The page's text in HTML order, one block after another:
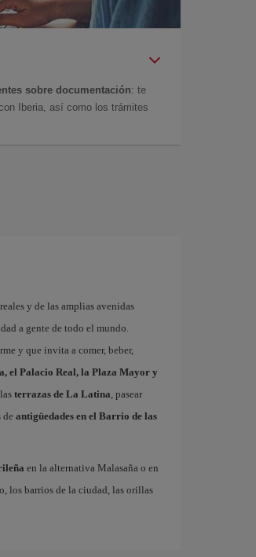
sobre documentación: te
Iberia, así como los trámites
y de las amplias avenidas
a gente de todo el mundo.
y que invita a comer, beber,
el Palacio Real, la Plaza Mayor y
terrazas de La Latina, pasear
de antigüedades en el Barrio de las
en la alternativa Malasaña o en
los barrios de la ciudad, las orillas